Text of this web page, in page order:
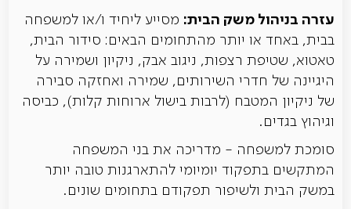
עזרה בניהול משק הבית: מסייע ליחיד ו/או למשפחה
בבית, באחד או יותר מהתחומים הבאים: סידור הבית,
טאטוא, שטיפת רצפות, ניגוב אבק, ניקיון ושמירה על
היגיינה של חדרי השירותים, שמירה ואחזקה סבירה
של ניקיון המטבח (לרבות בישול ארוחות קלות), כביסה
וגיהוץ בגדים.
סומכת למשפחה - מדריכה את בני המשפחה
המתקשים בתפקוד יומיומי להתארגנות טובה יותר
במשק הבית ולשיפור תפקודם בתחומים שונים.